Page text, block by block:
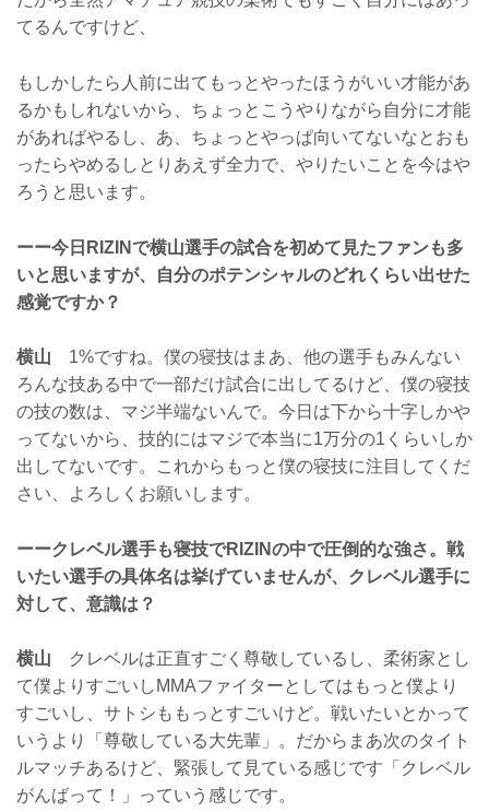
てるんですけど、
もしかしたら人前に出てもっとやったほうがいい才能があ
るかもしれないから、ちょっとこうやりながら自分に才能
があればやるし、あ、ちょっとやっぱ向いてないなとおも
ったらやめるしとりあえず全力で、やりたいことを今はや
ろうと思います。
ーー今日RIZINで横山選手の試合を初めて見たファンも多
いと思いますが、自分のポテンシャルのどれくらい出せた
感覚ですか？
横山 1%ですね。僕の寝技はまあ、他の選手もみんない
ろんな技ある中で一部だけ試合に出してるけど、僕の寝技
の技の数は、マジ半端ないんで。今日は下から十字しかや
ってないから、技的にはマジで本当に1万分の1くらいしか
出してないです。これからもっと僕の寝技に注目してくだ
さい、よろしくお願いします。
ーークレベル選手も寝技でRIZINの中で圧倒的な強さ。戦
いたい選手の具体名は挙げていませんが、クレベル選手に
対して、意識は？
横山 クレベルは正直すごく尊敬しているし、柔術家とし
て僕よりすごいしMMAファイターとしてはもっと僕より
すごいし、サトシももっとすごいけど。戦いたいとかって
いうより「尊敬している大先輩」。だからまあ次のタイト
ルマッチあるけど、緊張して見ている感じです「クレベル
がんばって！」っていう感じです。